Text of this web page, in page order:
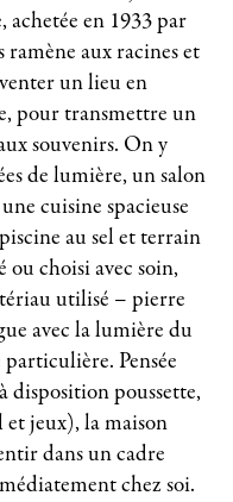
en 1933 par
aux racines et
un lieu en
pour transmettre un
souvenirs. On y
de lumière, un salon
cuisine spacieuse
au sel et terrain
choisi avec soin,
utilisé – pierre
avec la lumière du
Pensée
disposition poussette,
et jeux), la maison
dans un cadre
chez soi.